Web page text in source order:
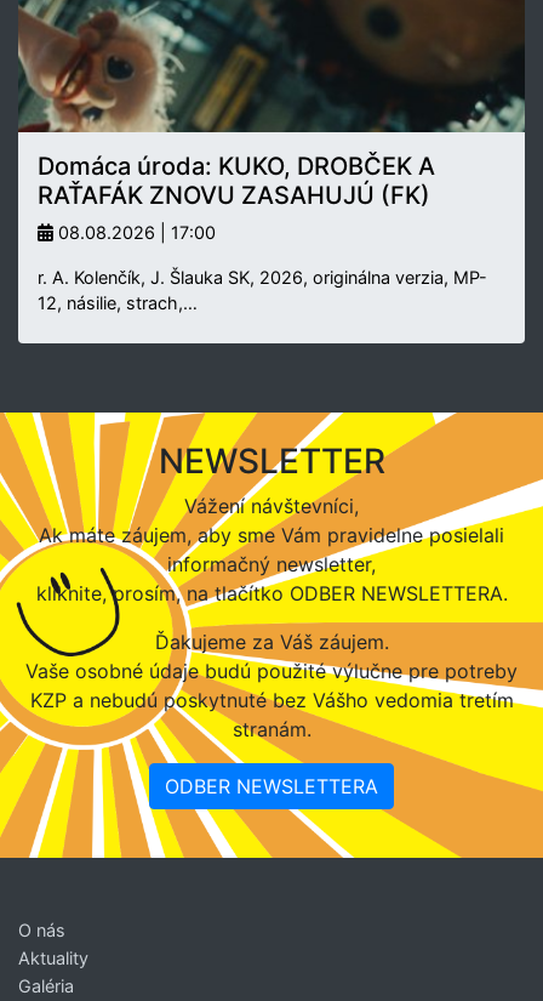
Domáca úroda: KUKO, DROBČEK A
RAŤAFÁK ZNOVU ZASAHUJÚ (FK)
08.08.2026 | 17:00
r. A. Kolenčík, J. Šlauka SK, 2026, originálna verzia, MP-
12, násilie, strach,…
NEWSLETTER
Vážení návštevníci,
Ak máte záujem, aby sme Vám pravidelne posielali
informačný newsletter,
kliknite, prosím, na tlačítko ODBER NEWSLETTERA.
Ďakujeme za Váš záujem.
Vaše osobné údaje budú použité výlučne pre potreby
KZP a nebudú poskytnuté bez Vášho vedomia tretím
stranám.
ODBER NEWSLETTERA
O nás
Aktuality
Galéria